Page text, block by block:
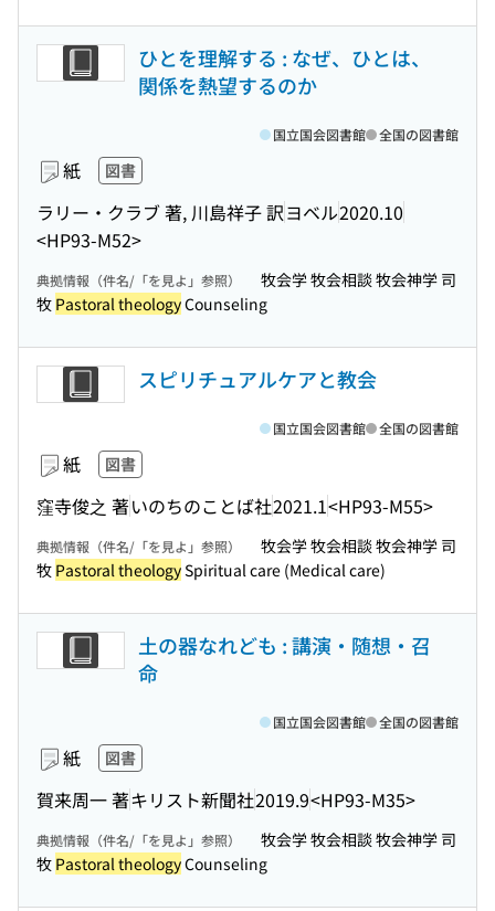
ひとを理解する : なぜ、ひとは、
関係を熱望するのか
紙 図書
ラリー・クラブ 著, 川島祥子 訳ヨベル2020.10
<HP93-M52>
国立国会図書館 全国の図書館
典拠情報（件名/「を見よ」参照）
牧会学 牧会相談 牧会神学 司
牧 Pastoral theologyCounseling
スピリチュアルケアと教会
紙 図書
窪寺俊之 著いのちのことば社2021.1<HP93-M55>
国立国会図書館 全国の図書館
典拠情報（件名/「を見よ」参照）
牧会学 牧会相談 牧会神学 司
牧 Pastoral theologySpiritual care (Medical care)
土の器なれども : 講演・随想・召
命
紙 図書
賀来周一 著キリスト新聞社2019.9<HP93-M35>
国立国会図書館 全国の図書館
典拠情報（件名/「を見よ」参照）
牧会学 牧会相談 牧会神学 司
牧 Pastoral theologyCounseling